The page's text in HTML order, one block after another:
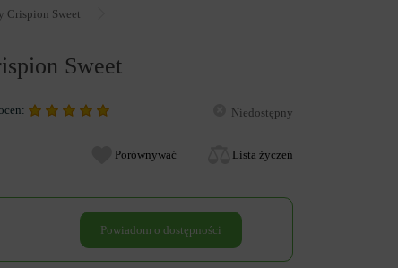
Crispion Sweet
Sweet
Niedostępny
Porównywać Lista życzeń
Powiadom o dostępności